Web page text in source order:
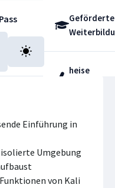
Geförderte
heise
im
Einführung in
Umgebung
von Kali